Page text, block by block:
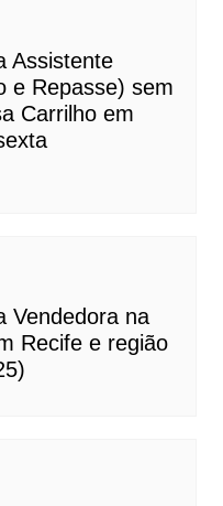
Assistente
e Repasse) sem
Carrilho em
Vendedora na
Recife e região